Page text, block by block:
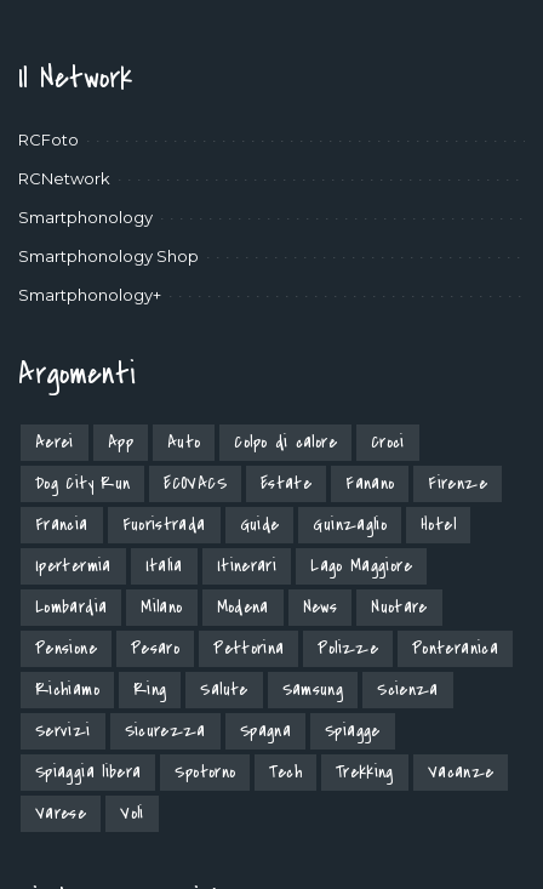
Il Network
RCFoto
RCNetwork
Smartphonology
Smartphonology Shop
Smartphonology+
Argomenti
Aerei App Auto Colpo di calore
Croci
Dog City Run
ECOVACS Estate Fanano
Firenze
Francia
Fuoristrada Guide Guinzaglio
Hotel
Ipertermia
Italia Itinerari
Lago Maggiore
Lombardia
Milano Modena News
Nuotare
Pensione
Pesaro Pettorina Polizze
Ponteranica
Richiamo
Ring Salute Samsung
Scienza
Servizi
Sicurezza Spagna
Spiagge
Spiaggia libera
Spotorno Tech Trekking
Vacanze
Varese
Voli